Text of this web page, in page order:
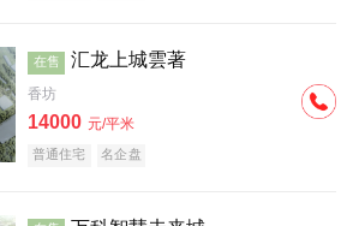
在售 汇龙上城雲著
香坊
14000 元/平米
普通住宅 名企盘